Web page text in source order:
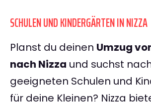
SCHULEN UND KINDERGÄRTEN IN NIZZA
Planst du deinen Umzug
nach Nizza und suchst
geeigneten Schulen und
für deine Kleinen? Nizza